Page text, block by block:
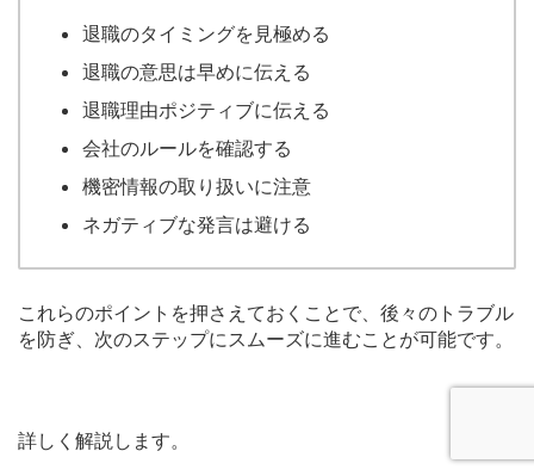
退職のタイミングを見極める
退職の意思は早めに伝える
退職理由ポジティブに伝える
会社のルールを確認する
機密情報の取り扱いに注意
ネガティブな発言は避ける
これらのポイントを押さえておくことで、後々のトラブル
を防ぎ、次のステップにスムーズに進むことが可能です。
詳しく解説します。